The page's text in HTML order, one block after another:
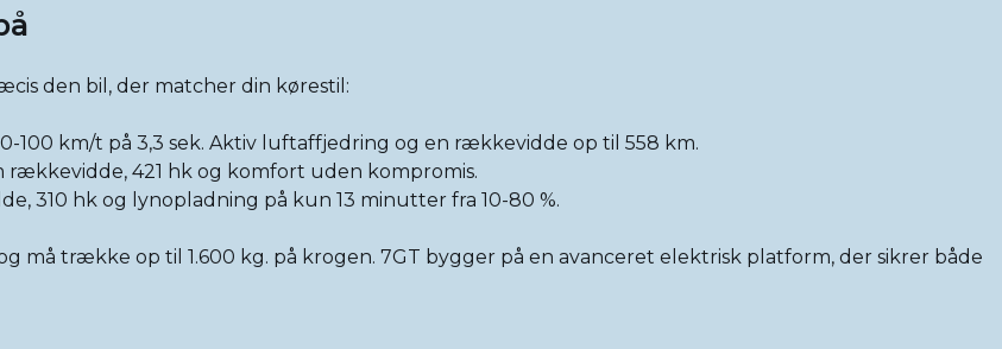
den bil, der matcher din kørestil:
100 km/t på 3,3 sek. Aktiv luftaffjedring og en rækkevidde op til 558 km.
rækkevidde, 421 hk og komfort uden kompromis.
310 hk og lynopladning på kun 13 minutter fra 10-80 %.
må trække op til 1.600 kg. på krogen. 7GT bygger på en avanceret elektrisk platform, der sikrer både